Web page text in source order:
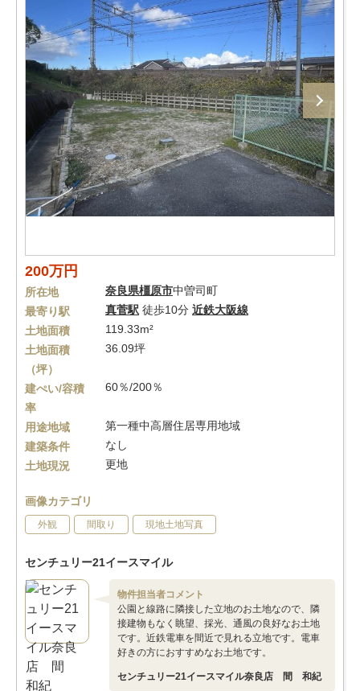
200万円
所在地 奈良県橿原市中曽司町
最寄り駅
真菅駅 徒歩10分 近鉄大阪線
土地面積
119.33m²
土地面積
（坪）
36.09坪
建ぺい/容積
率
60％/200％
用途地域
第一種中高層住居専用地域
建築条件
なし
土地現況
更地
画像カテゴリ
外観 間取り 現地土地写真
センチュリー21イースマイル
物件担当者コメント
公園と線路に隣接した立地のお土地なので、隣
接建物もなく眺望、採光、通風の良好なお土地
です。近鉄電車を間近で見れる立地です。電車
好きの方におすすめなお土地です。
センチュリー21イースマイル奈良店 間 和紀